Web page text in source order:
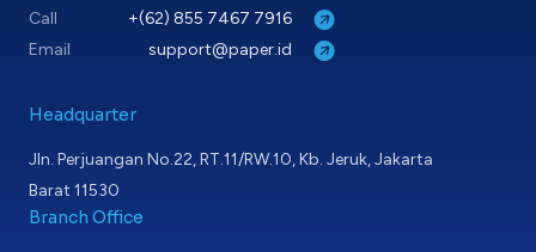
Call
+(62) 855 7467 7916
Email
support@paper.id
Headquarter
Jln. Perjuangan No.22, RT.11/RW.10, Kb. Jeruk, Jakarta
Barat 11530
Branch Office